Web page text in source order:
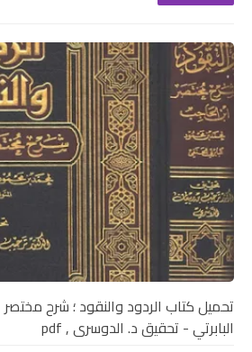
تحميل كتاب الردود والنقود ؛ شرح مختصر
البابرتي - تحقيق د. الدوسرى , pdf